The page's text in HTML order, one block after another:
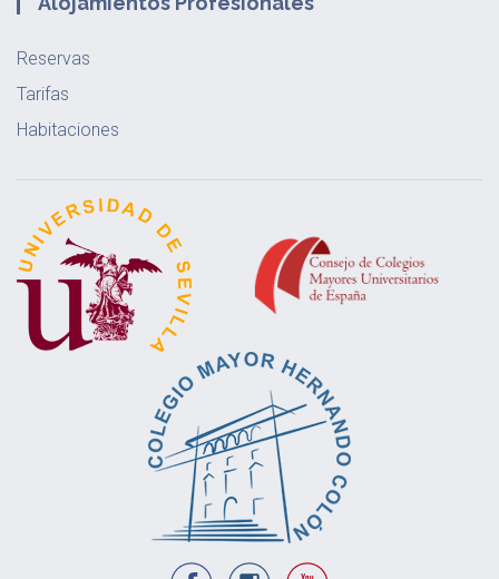
Reservas
Tarifas
Habitaciones